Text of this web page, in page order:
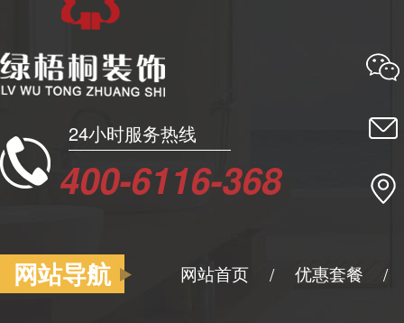
24小时服务热线
400-6116-368
网站导航 网站首页 / 优惠套餐 /